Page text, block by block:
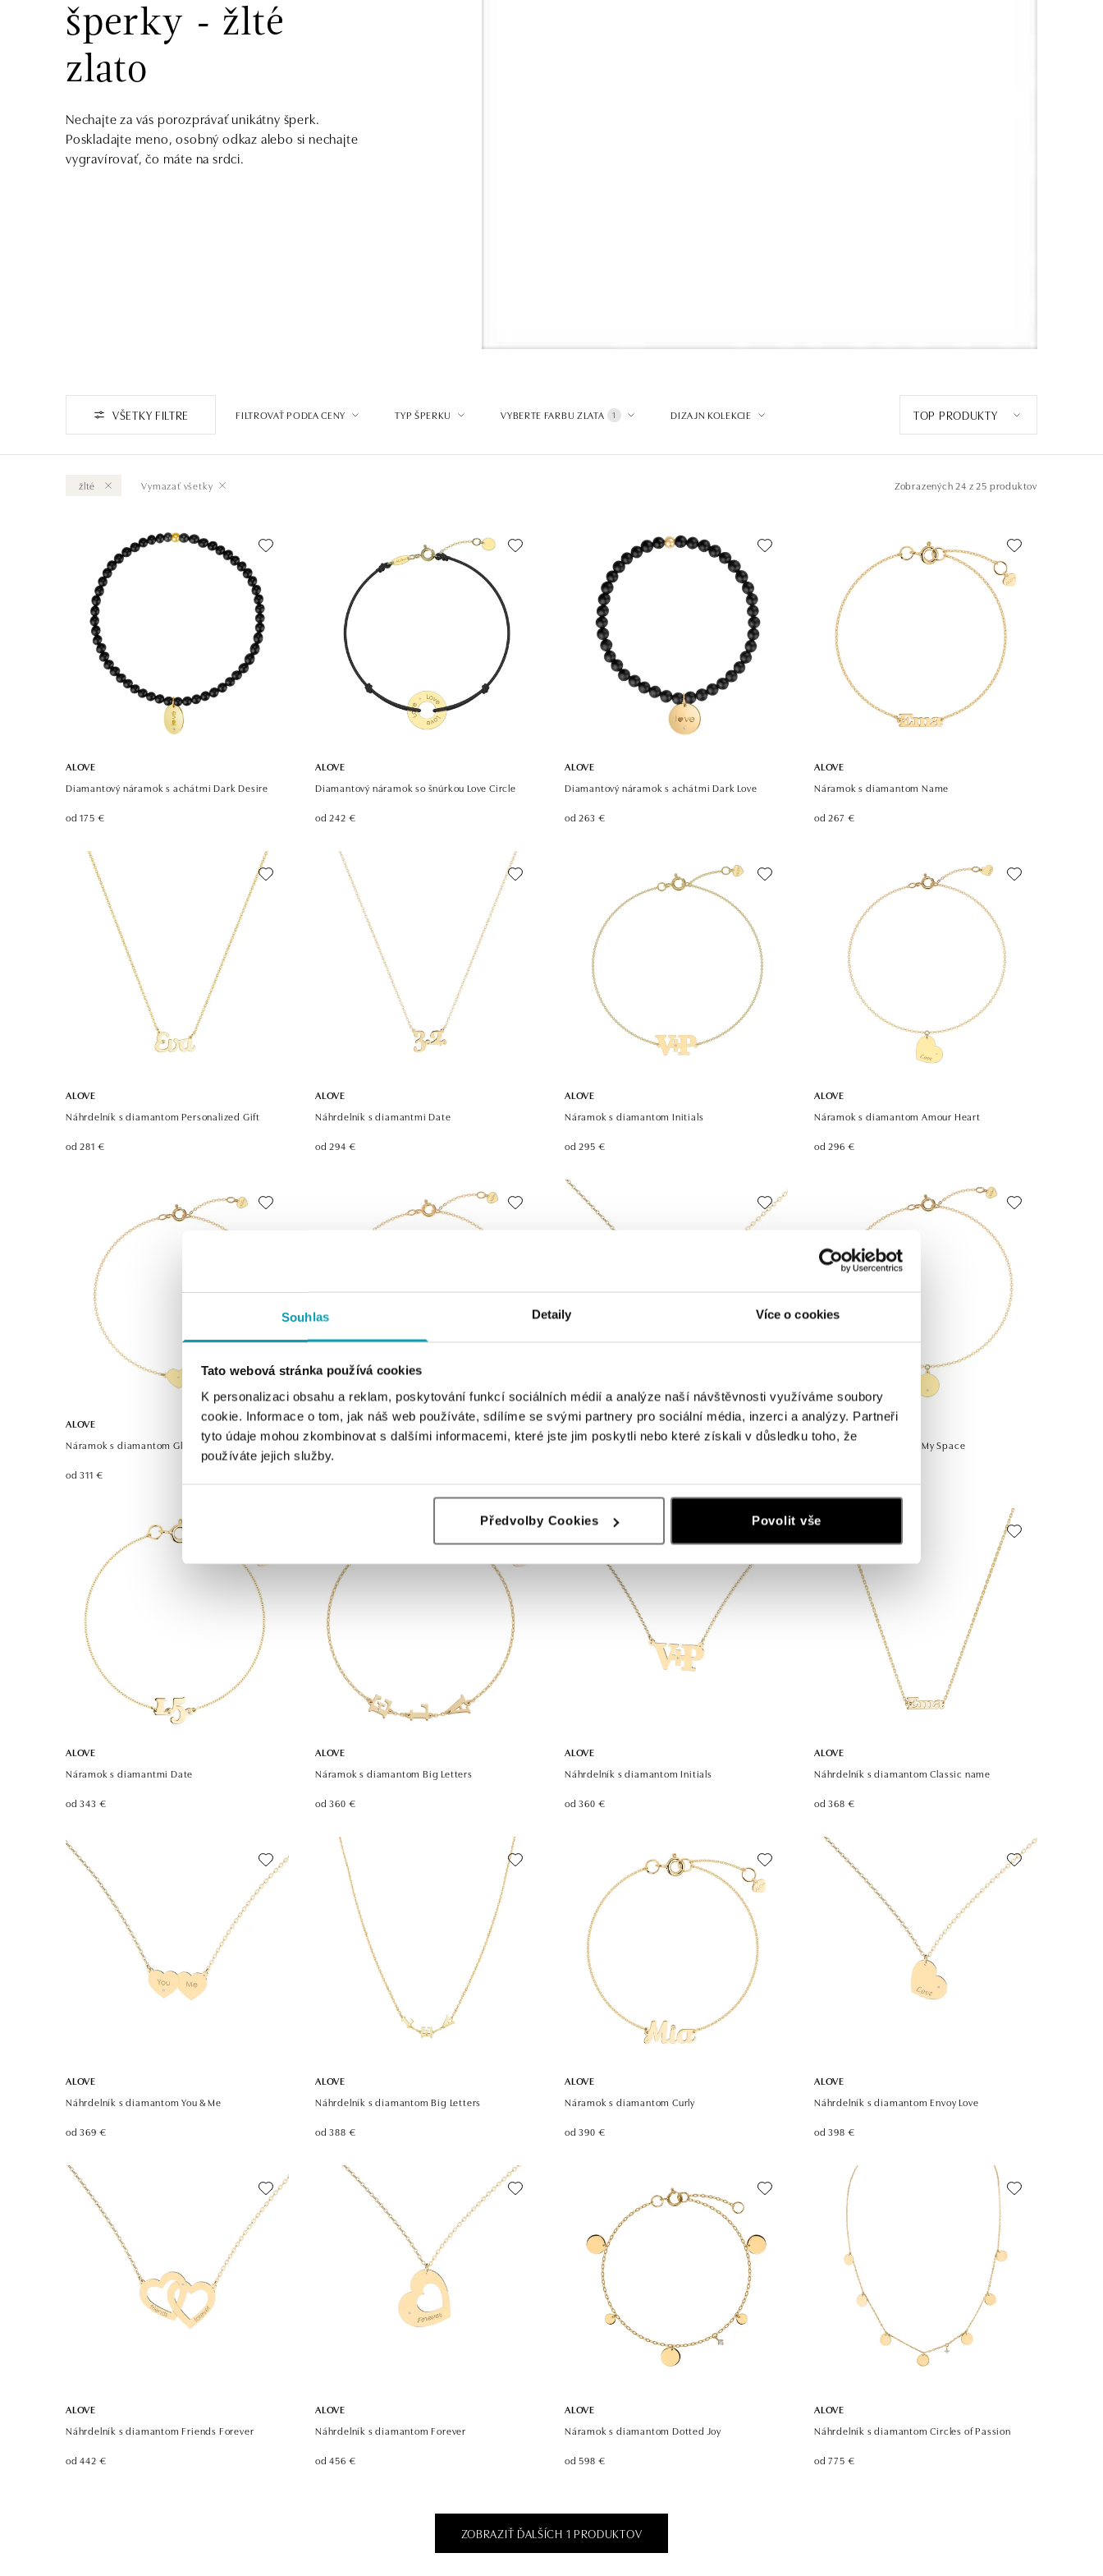
Souhlas Detaily Více o cookies
Tato webová stránka používá cookies
K personalizaci obsahu a reklam, poskytování funkcí sociálních médií a analýze naší návštěvnosti využíváme soubory
cookie. Informace o tom, jak náš web používáte, sdílíme se svými partnery pro sociální média, inzerci a analýzy. Partneři
tyto údaje mohou zkombinovat s dalšími informacemi, které jste jim poskytli nebo které získali v důsledku toho, že
používáte jejich služby.
Předvolby Cookies Povolit vše
šperky - žlté
zlato
Nechajte za vás porozprávať unikátny šperk.
Poskladajte meno, osobný odkaz alebo si nechajte
vygravírovať, čo máte na srdci.
VŠETKY FILTRE FILTROVAŤ PODĽA CENY TYP ŠPERKU VYBERTE FARBU ZLATA 1 DIZAJN KOLEKCIE TOP PRODUKTY
žlté Vymazať všetky Zobrazených24 z 25 produktov
ALOVE
Diamantový náramok s achátmi Dark Desire
od 175 €
ALOVE
Diamantový náramok so šnúrkou Love Circle
od 242 €
ALOVE
Diamantový náramok s achátmi Dark Love
od 263 €
ALOVE
Náramok s diamantom Name
od 267 €
ALOVE
Náhrdelník s diamantom Personalized Gift
od 281 €
ALOVE
Náhrdelník s diamantmi Date
od 294 €
ALOVE
Náramok s diamantom Initials
od 295 €
ALOVE
Náramok s diamantom Amour Heart
od 296 €
ALOVE
Náramok s diamantom Glittering Heart
od 311 €
ALOVE
Náramok s diamantom Heart Love
ALOVE
Náhrdelník s diamantom Love
ALOVE
Náramok s diamantom My Space
ALOVE
Náramok s diamantmi Date
od 343 €
ALOVE
Náramok s diamantom Big Letters
od 360 €
ALOVE
Náhrdelník s diamantom Initials
od 360 €
ALOVE
Náhrdelník s diamantom Classic name
od 368 €
ALOVE
Náhrdelník s diamantom You & Me
od 369 €
ALOVE
Náhrdelník s diamantom Big Letters
od 388 €
ALOVE
Náramok s diamantom Curly
od 390 €
ALOVE
Náhrdelník s diamantom Envoy Love
od 398 €
ALOVE
Náhrdelník s diamantom Friends Forever
od 442 €
ALOVE
Náhrdelník s diamantom Forever
od 456 €
ALOVE
Náramok s diamantom Dotted Joy
od 598 €
ALOVE
Náhrdelník s diamantom Circles of Passion
od 775 €
ZOBRAZIŤ ĎALŠÍCH 1 PRODUKTOV